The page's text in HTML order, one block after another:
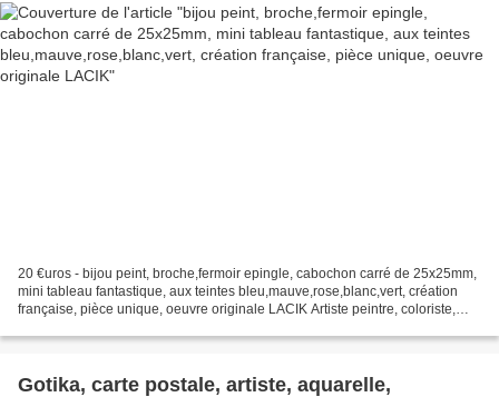
20 €uros - bijou peint, broche,fermoir epingle, cabochon carré de 25x25mm,
mini tableau fantastique, aux teintes bleu,mauve,rose,blanc,vert, création
française, pièce unique, oeuvre originale LACIK Artiste peintre, coloriste,
Gotika, carte postale, artiste, aquarelle,